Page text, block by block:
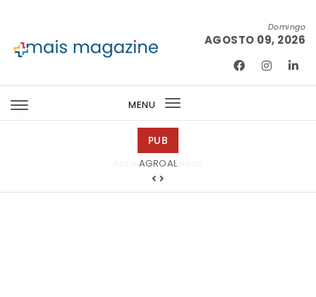
Domingo
AGOSTO 09, 2026
MENU
Toggle
PUB
Abreu Advogados